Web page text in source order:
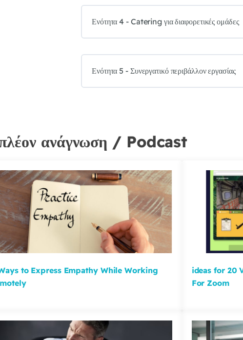
Ενότητα 4 - Catering για διαφορετικές ομάδες
Ενότητα 5 - Συνεργατικό περιβάλλον εργασίας
ανάγνωση / Podcast
to Express Empathy While Working
ideas for 20
For Zoom